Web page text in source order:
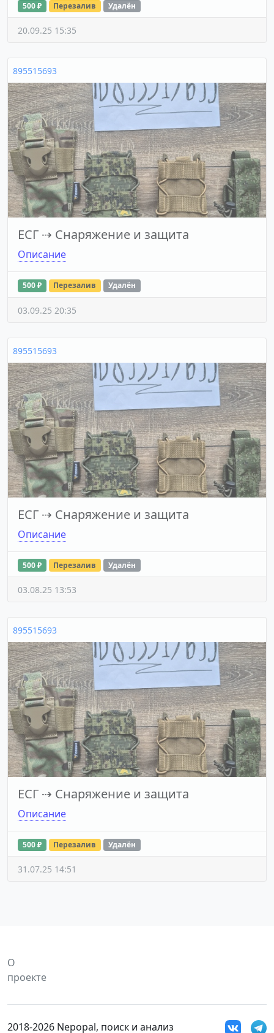
500 ₽ Перезалив Удалён
20.09.25 15:35
895515693
ЕСГ ⇢ Снаряжение и защита
Описание
500 ₽ Перезалив Удалён
03.09.25 20:35
895515693
ЕСГ ⇢ Снаряжение и защита
Описание
500 ₽ Перезалив Удалён
03.08.25 13:53
895515693
ЕСГ ⇢ Снаряжение и защита
Описание
500 ₽ Перезалив Удалён
31.07.25 14:51
О
проекте
2018-2026 Nepopal, поиск и анализ